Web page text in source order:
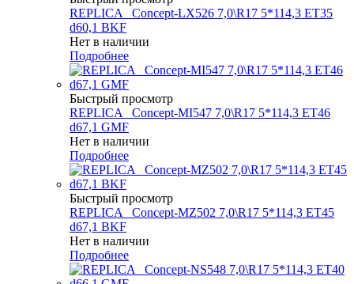
REPLICA _Concept-LX526 7,0\R17 5*114,3 ET35
d60,1 BKF
Нет в наличии
Подробнее
Быстрый просмотр
REPLICA _Concept-MI547 7,0\R17 5*114,3 ET46
d67,1 GMF
Нет в наличии
Подробнее
Быстрый просмотр
REPLICA _Concept-MZ502 7,0\R17 5*114,3 ET45
d67,1 BKF
Нет в наличии
Подробнее